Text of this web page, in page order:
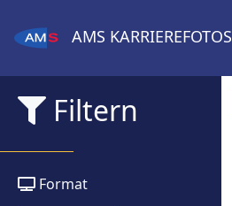
AMS KARRIEREFOTOS
Filtern
Format